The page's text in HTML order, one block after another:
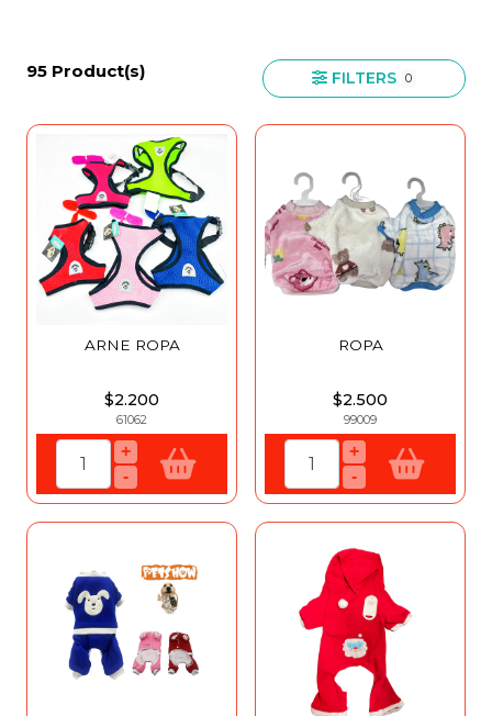
95 Product(s) FILTERS 0
ARNE ROPA
$2.200
61062
+
-
ROPA
$2.500
99009
+
-